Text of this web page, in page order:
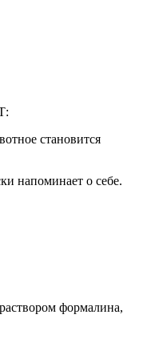
становится
напоминает о себе.
формалина,